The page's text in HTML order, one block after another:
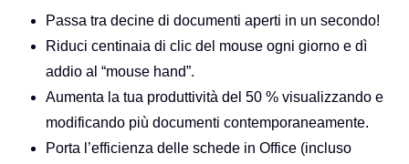
Passa tra decine di documenti aperti in un secondo!
Riduci centinaia di clic del mouse ogni giorno e dì
addio al “mouse hand”.
Aumenta la tua produttività del 50 % visualizzando e
modificando più documenti contemporaneamente.
Porta l’efficienza delle schede in Office (incluso